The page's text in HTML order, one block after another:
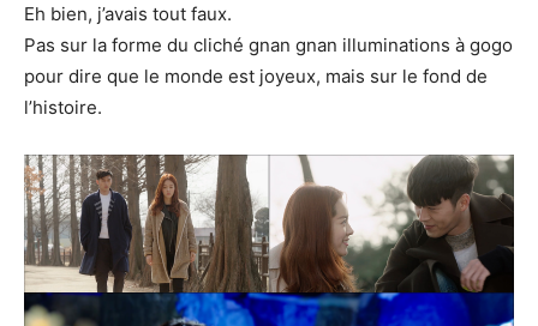
Eh bien, j’avais tout faux.
Pas sur la forme du cliché gnan gnan illuminations à gogo
pour dire que le monde est joyeux, mais sur le fond de
l’histoire.